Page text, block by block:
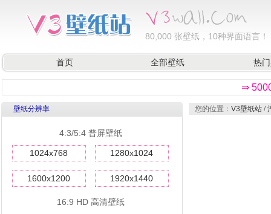
80,000 张壁纸，10种界面语言！
首页 全部壁纸 热
⇒
壁纸分辨率
4:3/5:4 普屏壁纸
1024x768 1280x1024
1600x1200 1920x1440
16:9 HD 高清壁纸
您的位置： V3壁纸站 /